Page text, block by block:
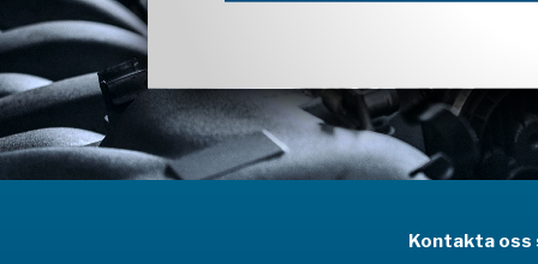
Kontakta oss